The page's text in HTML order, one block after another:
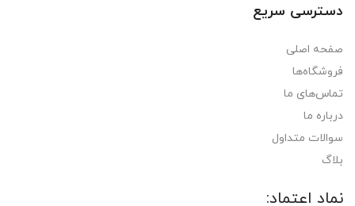
دسترسی سریع
صفحه اصلی
فروشگاه‌ها
تماس‌های ما
درباره ما
سوالات متداول
بلاگ
نماد اعتماد: